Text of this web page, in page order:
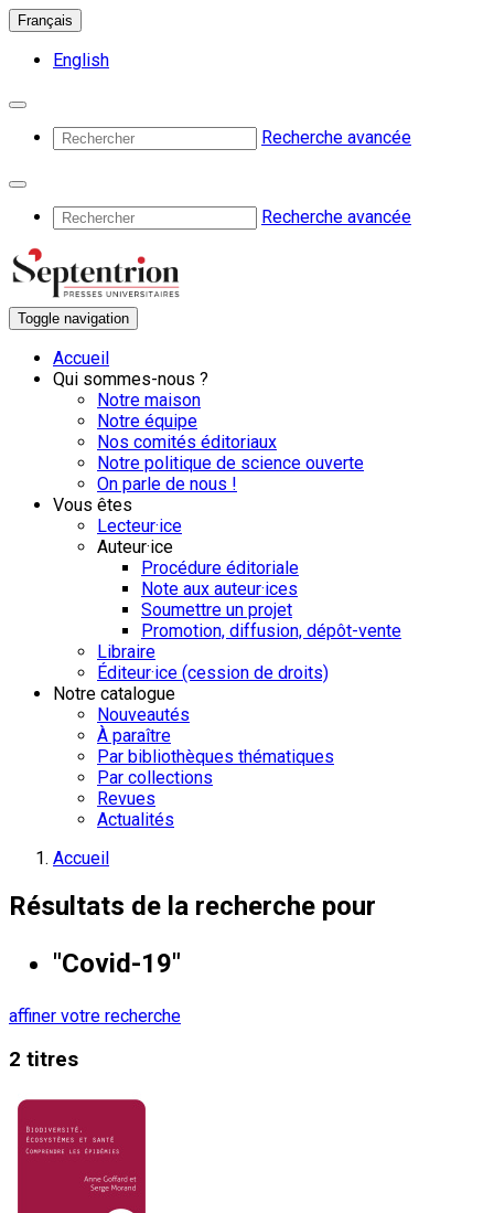
Français
English
Recherche avancée
Recherche avancée
Toggle navigation
Accueil
Qui sommes-nous ?
Notre maison
Notre équipe
Nos comités éditoriaux
Notre politique de science ouverte
On parle de nous !
Vous êtes
Lecteur·ice
Auteur·ice
Procédure éditoriale
Note aux auteur·ices
Soumettre un projet
Promotion, diffusion, dépôt-vente
Libraire
Éditeur·ice (cession de droits)
Notre catalogue
Nouveautés
À paraître
Par bibliothèques thématiques
Par collections
Revues
Actualités
Accueil
Résultats de la recherche pour
"Covid-19"
affiner votre recherche
2 titres